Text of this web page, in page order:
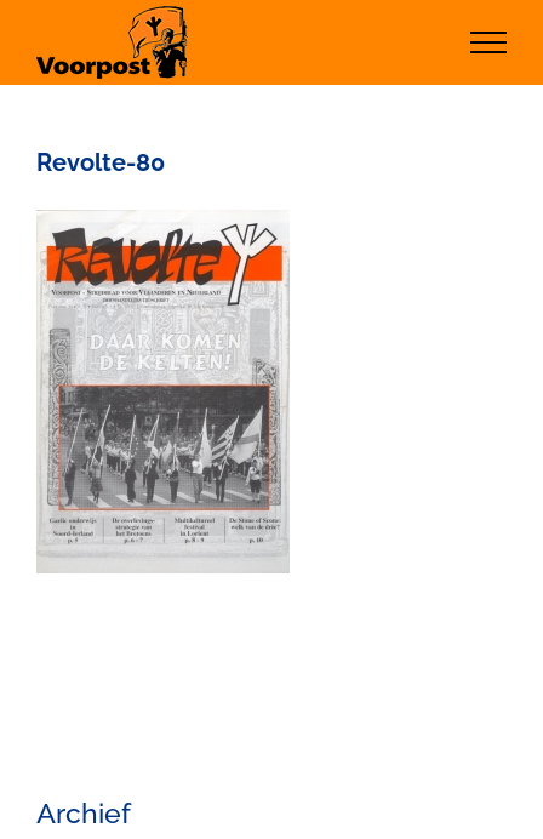
inhoud
Revolte-80
Archief